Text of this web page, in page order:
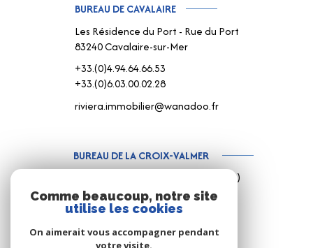
BUREAU DE CAVALAIRE
Les Résidence du Port - Rue du Port
83240 Cavalaire-sur-Mer
+33.(0)4.94.64.66.53
+33.(0)6.03.00.02.28
riviera.immobilier@wanadoo.fr
BUREAU DE LA CROIX-VALMER
187 Rue Louis Martin ( Rue centrale )
83420 La Croix-Valmer
+33.(0)4.94.79.59.18
+33.(0)6.15.75.38.65
Comme beaucoup, notre site
utilise les cookies
On aimerait vous accompagner pendant
votre visite.